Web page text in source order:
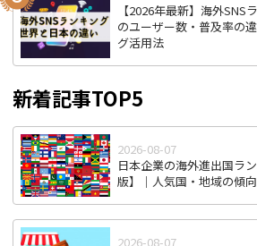
【2026年最新】海外SNS
のユーザー数・普及率の
グ活用法
新着記事TOP5
2026-08-07
日本企業の海外進出国ラ
版】｜人気国・地域の傾
2026-08-07